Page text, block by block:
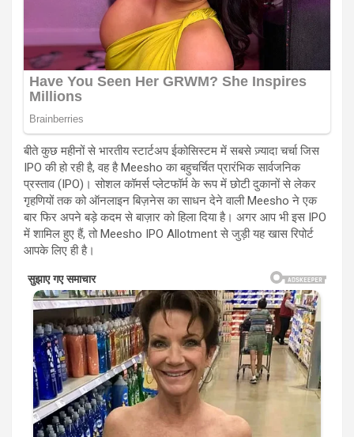
बीते कुछ महीनों से भारतीय स्टार्टअप ईकोसिस्टम में सबसे ज़्यादा चर्चा जिस
IPO की हो रही है, वह है Meesho का बहुचर्चित प्रारंभिक सार्वजनिक
प्रस्ताव (IPO)। सोशल कॉमर्स प्लेटफॉर्म के रूप में छोटी दुकानों से लेकर
गृहणियों तक को ऑनलाइन बिज़नेस का साधन देने वाली Meesho ने एक
बार फिर अपने बड़े कदम से बाज़ार को हिला दिया है। अगर आप भी इस IPO
में शामिल हुए हैं, तो Meesho IPO Allotment से जुड़ी यह खास रिपोर्ट
आपके लिए ही है।